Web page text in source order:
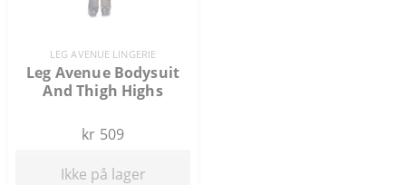
LEG AVENUE LINGERIE
Leg Avenue Bodysuit
And Thigh Highs
kr 509
Ikke på lager